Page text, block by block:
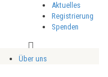
Aktuelles
Registrierung
Spenden
Über uns